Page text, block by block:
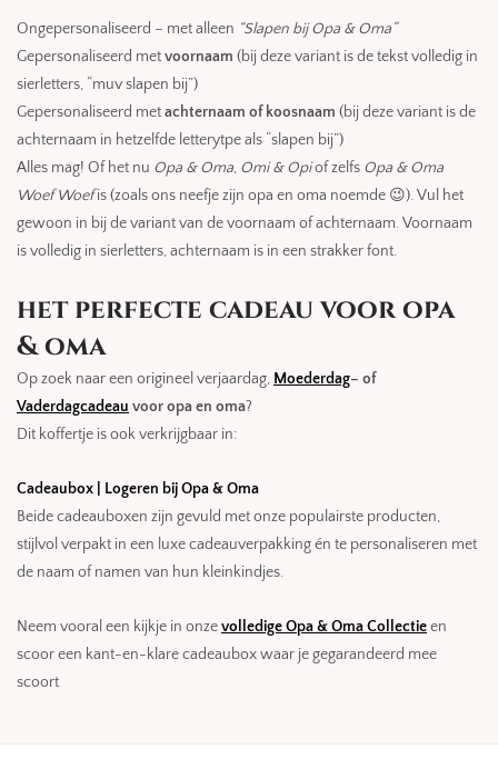
Ongepersonaliseerd – met alleen “Slapen bij Opa & Oma”
Gepersonaliseerd metvoornaam (bij deze variant is de tekst volledig in
sierletters, “muv slapen bij”)
Gepersonaliseerd metachternaam of koosnaam (bij deze variant is de
achternaam in hetzelfde letterytpe als “slapen bij”)
Alles mag! Of het nu Opa & Oma, Omi & Opiof zelfs Opa & Oma
Woef Woefis (zoals ons neefje zijn opa en oma noemde 😉). Vul het
gewoon in bij de variant van de voornaam of achternaam. Voornaam
is volledig in sierletters, achternaam is in een strakker font.
het perfecte cadeau voor opa
& oma
Op zoek naar een origineel verjaardag, Moederdag– of
Vaderdagcadeau voor opa en oma?
Dit koffertje is ook verkrijgbaar in:
Cadeaubox | Logeren bij Opa & Oma
Beide cadeauboxen zijn gevuld met onze populairste producten,
stijlvol verpakt in een luxe cadeauverpakking én te personaliseren met
de naam of namen van hun kleinkindjes.
Neem vooral een kijkje in onzevolledige Opa & Oma Collectieen
scoor een kant-en-klare cadeaubox waar je gegarandeerd mee
scoort